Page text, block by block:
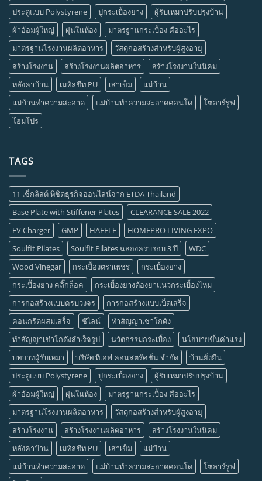
ประตูแบบ Polystyrene
ปูกระเบื้องยาง
ผู้รับเหมาปรับปรุงบ้าน
ผ้าอ้อมผู้ใหญ่
ฝุ่นในห้อง
มาตรฐานกระเบื้อง คืออะไร
มาตรฐานโรงงานผลิตอาหาร
วัสดุก่อสร้างสำหรับผู้สูงอายุ
สร้างโรงงาน
สร้างโรงงานผลิตอาหาร
สร้างโรงงานในนิคม
หลังคาบ้าน
เมทัลชีท PU เสาเข็ม
แม่บ้าน
แม่บ้านทำความสะอาด
แม่บ้านทำความสะอาดคอนโด
โซลาร์รูฟ
โฮมโปร
TAGS
11 เช็กลิสต์ พิชิตธุรกิจออนไลน์จาก ETDA Thailand
Base Plate with Stiffener Plates
CLEARANCE SALE 2022
EV Charger
GMP HAFELE
HOMEPRO LIVING EXPO
Soulfit Pilates
Soulfit Pilates ฉลองครบรอบ 3 ปี
WDC
Wood Vinegar
กระเบื้องตราเพชร
กระเบื้องยาง
กระเบื้องยาง คลิ๊กล็อค
กระเบื้องยางต้องยาแนวกระเบื้องไหม
การก่อสร้างแบบครบวงจร
การก่อสร้างแบบเบ็ดเสร็จ
คอนกรีตผสมเสร็จ
ซีไลน์
ทำสัญญาเช่าโกดัง
ทำสัญญาเช่าโกดังสำเร็จรูป
นวัตกรรมกระเบื้อง
นโยบายขึ้นค่าแรง
บทบาทผู้รับเหมา
บริษัท ทีเอฟ คอนสตรัคชั่น จำกัด
บ้านยั่งยืน
ประตูแบบ Polystyrene
ปูกระเบื้องยาง
ผู้รับเหมาปรับปรุงบ้าน
ผ้าอ้อมผู้ใหญ่
ฝุ่นในห้อง
มาตรฐานกระเบื้อง คืออะไร
มาตรฐานโรงงานผลิตอาหาร
วัสดุก่อสร้างสำหรับผู้สูงอายุ
สร้างโรงงาน
สร้างโรงงานผลิตอาหาร
สร้างโรงงานในนิคม
หลังคาบ้าน
เมทัลชีท PU เสาเข็ม
แม่บ้าน
แม่บ้านทำความสะอาด
แม่บ้านทำความสะอาดคอนโด
โซลาร์รูฟ